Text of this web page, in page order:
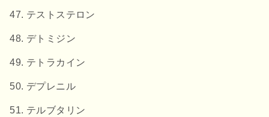
テストステロン
デトミジン
テトラカイン
デプレニル
テルブタリン